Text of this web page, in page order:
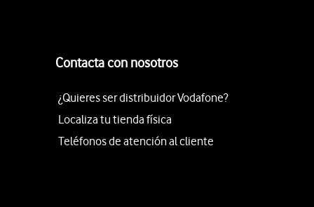
Contacta con nosotros
¿Quieres ser distribuidor Vodafone?
Localiza tu tienda física
Teléfonos de atención al cliente